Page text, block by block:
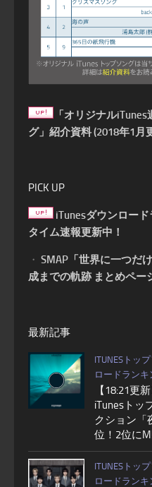
「オリジナル
グ」紹介資料 (2018年1月
PICK UP
iTunesダウンロー
タイム速報更新中！
・ SMAP「世界に一つだ
成までの軌跡 まとめペー
最新記事
ITUNESトッ
ロードランキ
【18:21更
iTunesトッ
クション「
位！2位に
ITUNESトッ
ロードランキ